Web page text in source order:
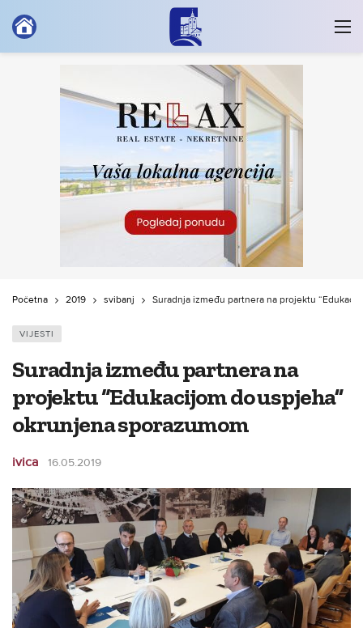
Početna 2019 svibanj Suradnja između partnera na projektu
VIJESTI
Suradnja između partnera na
projektu “Edukacijom do uspjeha”
okrunjena sporazumom
ivica 16.05.2019